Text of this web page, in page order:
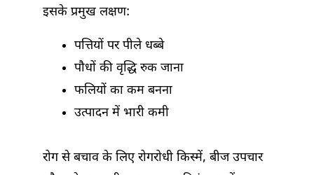
इसके प्रमुख लक्षण:
पत्तियों पर पीले धब्बे
पौधों की वृद्धि रुक जाना
फलियों का कम बनना
उत्पादन में भारी कमी
रोग से बचाव के लिए रोगरोधी किस्में, बीज उपचार